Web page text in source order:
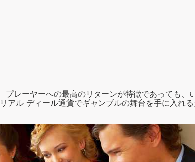
レーヤーへの最高のリターンが特徴であっても
アル ディール通貨でギャンブルの舞台を手に入れ